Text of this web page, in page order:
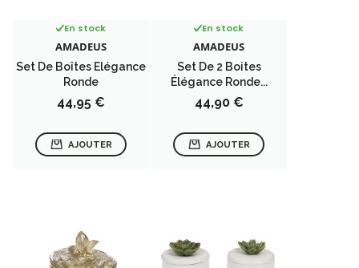
En stock
AMADEUS
Set De Boîtes Elégance
Ronde
Prix
44,95 €
AJOUTER
En stock
AMADEUS
Set De 2 Boites
Élégance Ronde...
Prix
44,90 €
AJOUTER